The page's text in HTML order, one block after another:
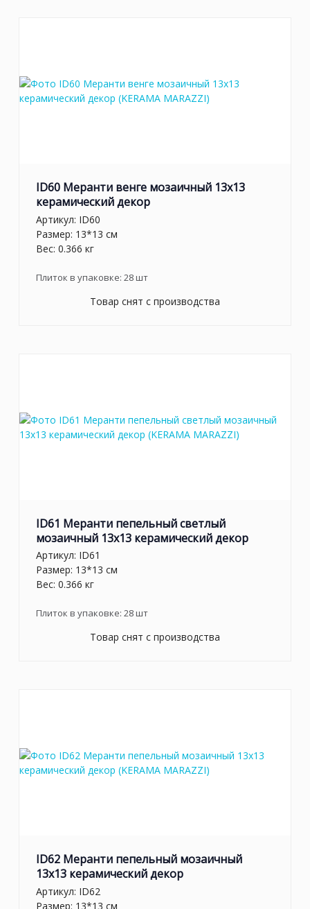
ID60 Меранти венге мозаичный 13x13
керамический декор
Артикул: ID60
Размер: 13*13 см
Вес: 0.366 кг
Плиток в упаковке: 28шт
Товар снят с производства
ID61 Меранти пепельный светлый
мозаичный 13x13 керамический декор
Артикул: ID61
Размер: 13*13 см
Вес: 0.366 кг
Плиток в упаковке: 28шт
Товар снят с производства
ID62 Меранти пепельный мозаичный
13x13 керамический декор
Артикул: ID62
Размер: 13*13 см